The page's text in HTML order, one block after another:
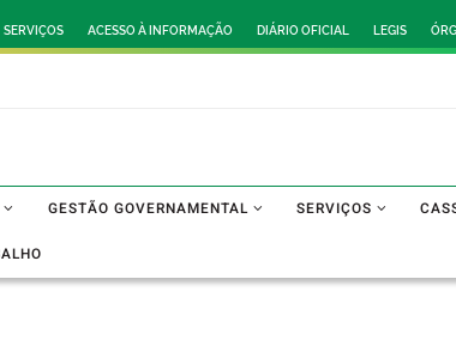
SERVIÇOS ACESSO À INFORMAÇÃO DIÁRIO OFICIAL LEGIS
GESTÃO GOVERNAMENTAL SERVIÇOS